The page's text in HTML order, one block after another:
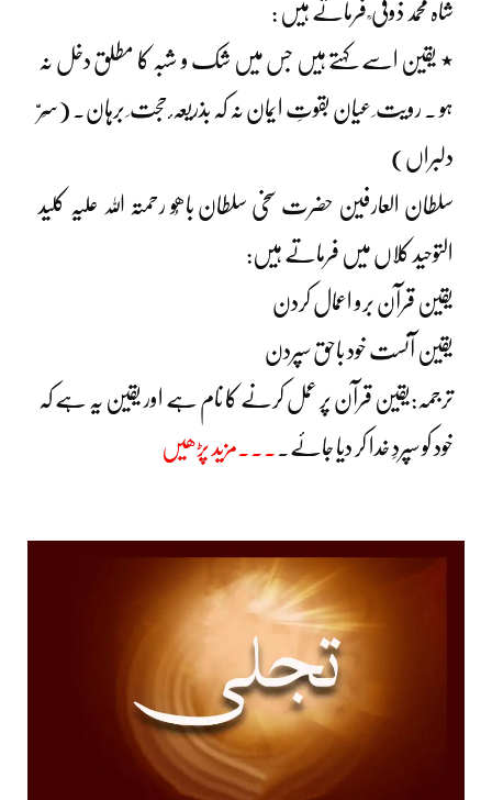
شاہ محمد ذوقی ؒ فرماتے ہیں :
٭ یقین اسے کہتے ہیں جس میں شک و شبہ کا مطلق دخل نہ
ہو ۔ رویت ِ عیان بقوتِ ایمان نہ کہ بذریعہ ٔ حجت ِ برہان۔ (سِرّ
دلبراں)
سلطان العارفین حضرت سخی سلطان باھُو رحمتہ اللہ علیہ کلید
التوحید کلاں میں فرماتے ہیں:
یقین قرآن برو اعمال کردن
یقین آنست خود باحق سپردن
ترجمہ:یقین قرآن پر عمل کرنے کا نام ہے اور یقین یہ ہے کہ
خود کو سپردِ خدا کر دیا جائے ۔۔۔مزید پڑھیں